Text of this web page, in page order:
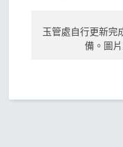
玉管處自行更新完
備。圖